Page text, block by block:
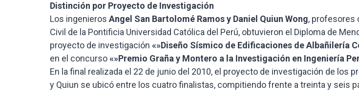
Distinción por Proyecto de Investigación
Los ingenieros Angel San Bartolomé Ramos y Daniel Quiun Wong, profesores
Civil de la Pontificia Universidad Católica del Perú, obtuvieron el Diploma de
proyecto de investigación «»Diseño Sísmico de Edificaciones de Albañilería
en el concurso«»Premio Graña y Montero a la Investigación en Ingeniería
En la final realizada el 22 de junio del 2010, el proyecto de investigación de los
y Quiun se ubicó entre los cuatro finalistas, compitiendo frente a treinta y seis